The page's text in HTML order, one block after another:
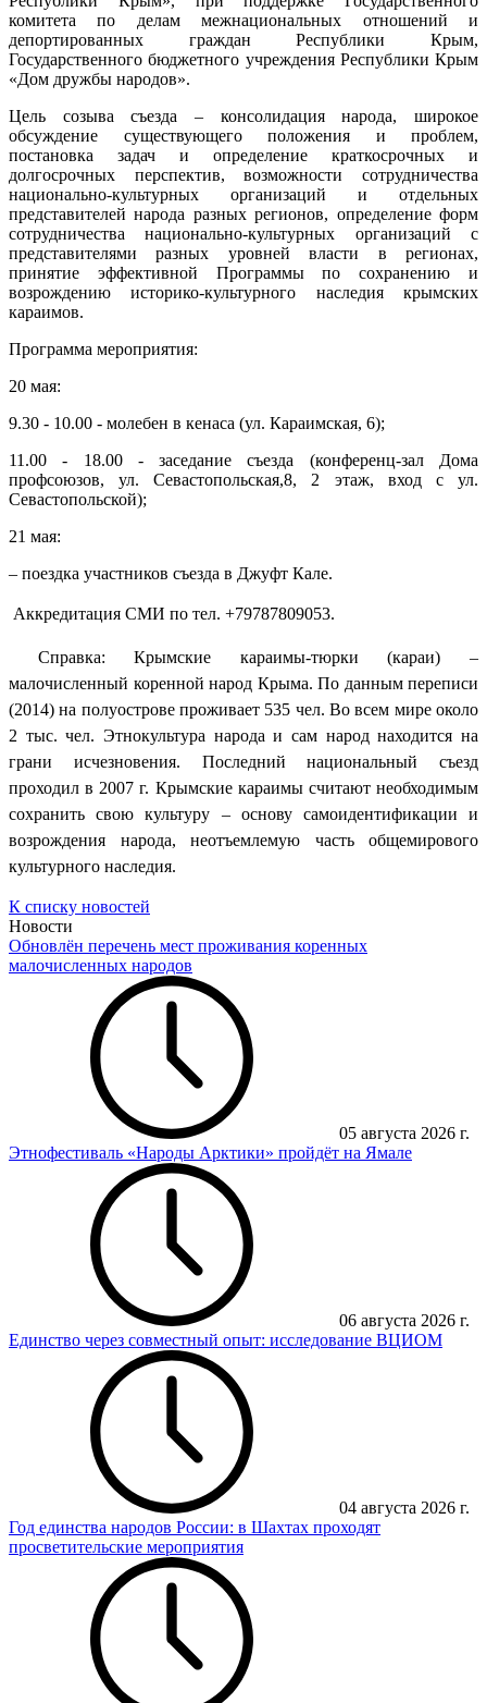
комитета по делам межнациональных отношений и
депортированных граждан Республики Крым,
Государственного бюджетного учреждения Республики Крым
«Дом дружбы народов».
Цель созыва съезда – консолидация народа, широкое
обсуждение существующего положения и проблем,
постановка задач и определение краткосрочных и
долгосрочных перспектив, возможности сотрудничества
национально-культурных организаций и отдельных
представителей народа разных регионов, определение форм
сотрудничества национально-культурных организаций с
представителями разных уровней власти в регионах,
принятие эффективной Программы по сохранению и
возрождению историко-культурного наследия крымских
караимов.
Программа мероприятия:
20 мая:
9.30 - 10.00 - молебен в кенаса (ул. Караимская, 6);
11.00 - 18.00 - заседание съезда (конференц-зал Дома
профсоюзов, ул. Севастопольская,8, 2 этаж, вход с ул.
Севастопольской);
21 мая:
– поездка участников съезда в Джуфт Кале.
Аккредитация СМИ по тел. +79787809053.
Справка: Крымские караимы-тюрки (караи) –
малочисленный коренной народ Крыма. По данным переписи
(2014) на полуострове проживает 535 чел. Во всем мире около
2 тыс. чел. Этнокультура народа и сам народ находится на
грани исчезновения. Последний национальный съезд
проходил в 2007 г. Крымские караимы считают необходимым
сохранить свою культуру – основу самоидентификации и
возрождения народа, неотъемлемую часть общемирового
культурного наследия.
К списку новостей
Новости
Обновлён перечень мест проживания коренных
малочисленных народов
05 августа 2026 г.
Этнофестиваль «Народы Арктики» пройдёт на Ямале
06 августа 2026 г.
Единство через совместный опыт: исследование ВЦИОМ
04 августа 2026 г.
Год единства народов России: в Шахтах проходят
просветительские мероприятия